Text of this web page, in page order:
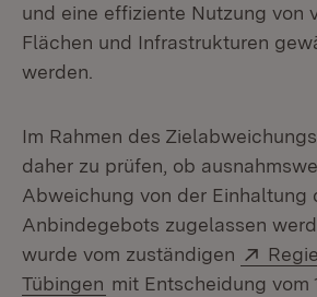
und eine effiziente Nutzung von
Flächen und Infrastrukturen
werden.
Im Rahmen des
daher zu prüfen, ob
Abweichung von der Einhaltung
Anbindegebots zugelassen
wurde vom zuständigen
Tübingen (Öffnet in neuem
mit Entscheidung vom